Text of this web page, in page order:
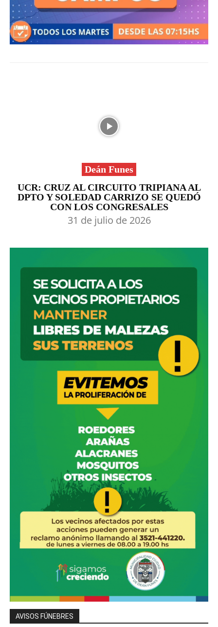
Deán Funes
UCR: CRUZ AL CIRCUITO TRIPIANA AL
DPTO Y SOLEDAD CARRIZO SE QUEDÓ
CON LOS CONGRESALES
31 de julio de 2026
AVISOS FÚNEBRES